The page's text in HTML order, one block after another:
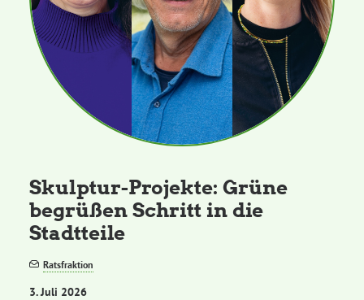
Skulptur-Projekte: Grüne
begrüßen Schritt in die
Stadtteile
Ratsfraktion
3. Juli 2026